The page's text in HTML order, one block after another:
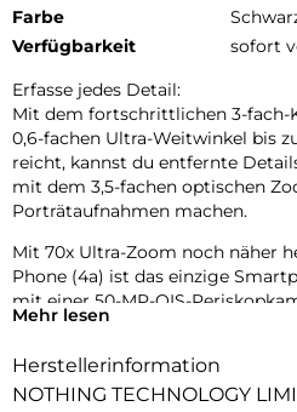
Farbe
Verfügbarkeit
sofort
Erfasse jedes Detail:
Mit dem fortschrittlichen 3-fach-
0,6-fachen Ultra-Weitwinkel bis
reicht, kannst du entfernte
mit dem 3,5-fachen optischen
Porträtaufnahmen machen.
Mit 70x Ultra-Zoom noch näher
Phone (4a) ist das einzige
mit einer 50-MP-OIS-
Ultra-Zoom. Entwickelt, um
Tetraprismen-Periskop-Zoom:
Mehr lesen
Herstellerinformation
NOTHING TECHNOLOGY